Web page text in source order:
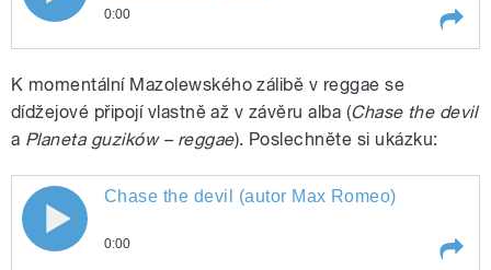
pause
Mazolewski Quintet)
0:00
Mazolewski Quintet)
K momentální Mazolewského zálibě v reggae se
dídžejové připojí vlastně až v závěru alba (Chase the devil
a Planeta guzików – reggae). Poslechněte si ukázku:
Chase the devil (autor Max Romeo)
Chase the devil (autor Max Romeo)
0:00